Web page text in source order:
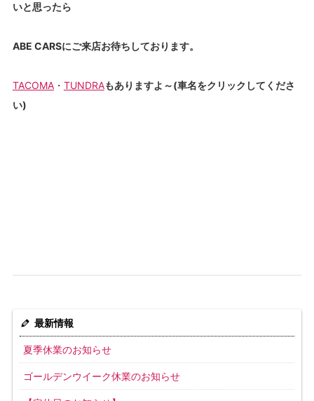
いと思ったら
ABE CARSにご来店お待ちしております。
TACOMA・ TUNDRAもありますよ～(車名をクリックしてくださ
い)
最新情報
夏季休業のお知らせ
ゴールデンウイーク休業のお知らせ